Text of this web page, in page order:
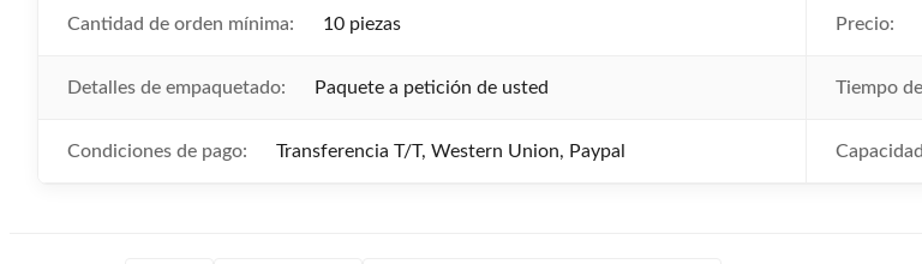
Cantidad de orden mínima: 10 piezas Precio:
Detalles de empaquetado: Paquete a petición de usted Tiempo
Condiciones de pago: Transferencia T/T, Western Union, Paypal